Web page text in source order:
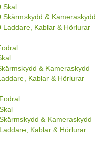
Skal
Skärmskydd & Kameraskydd
Laddare, Kablar & Hörlurar
& Kameraskydd
Kablar & Hörlurar
& Kameraskydd
Kablar & Hörlurar